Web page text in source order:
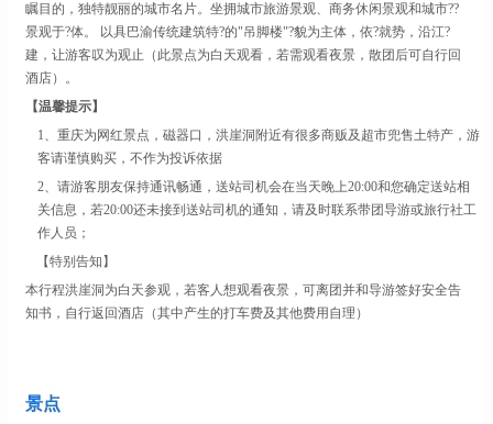
瞩目的，独特靓丽的城市名片。坐拥城市旅游景观、商务休闲景观和城市??
景观于?体。 以具巴渝传统建筑特?的"吊脚楼"?貌为主体，依?就势，沿江?
建，让游客叹为观止（此景点为白天观看，若需观看夜景，散团后可自行回
酒店）。
【温馨提示】
1、重庆为网红景点，磁器口，洪崖洞附近有很多商贩及超市兜售土特产，游
客请谨慎购买，不作为投诉依据
2、请游客朋友保持通讯畅通，送站司机会在当天晚上20:00和您确定送站相
关信息，若20:00还未接到送站司机的通知，请及时联系带团导游或旅行社工
作人员；
【特别告知】
本行程洪崖洞为白天参观，若客人想观看夜景，可离团并和导游签好安全告
知书，自行返回酒店（其中产生的打车费及其他费用自理）
景点